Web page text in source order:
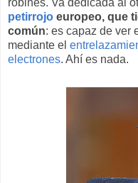
petirrojo europeo, que
común: es capaz de ver
mediante el
electrones. Ahí es nada.